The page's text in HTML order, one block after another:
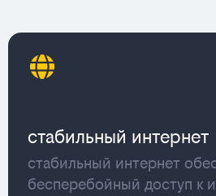
стабильный интернет
стабильный интернет
бесперебойный доступ к